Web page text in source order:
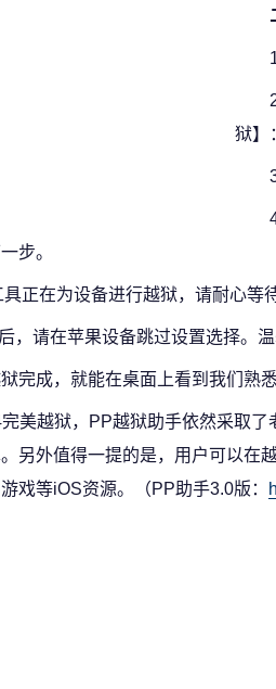
狱】
步。
正在为设备进行越狱，请耐心等
，请在苹果设备跳过设置选择。
完成，就能在桌面上看到我们熟
美越狱，PP越狱助手依然采取
另外值得一提的是，用户可以在
戏等iOS资源。（PP助手3.0版：